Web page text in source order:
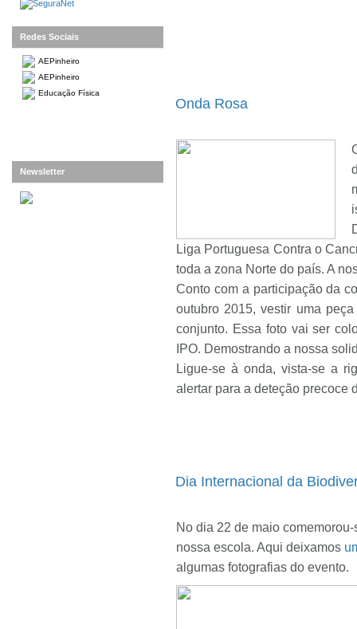
Onda Rosa
Liga Portuguesa Contra o
toda a zona Norte do país. A
Conto com a participação da
outubro 2015, vestir uma
conjunto. Essa foto vai ser
IPO. Demostrando a nossa
Ligue-se à onda, vista-se a
alertar para a deteção precoce
Dia Internacional da
No dia 22 de maio
nossa escola. Aqui deixamos
algumas fotografias do evento.
Redes Sociais
AEPinheiro
AEPinheiro
Educação Física
Newsletter